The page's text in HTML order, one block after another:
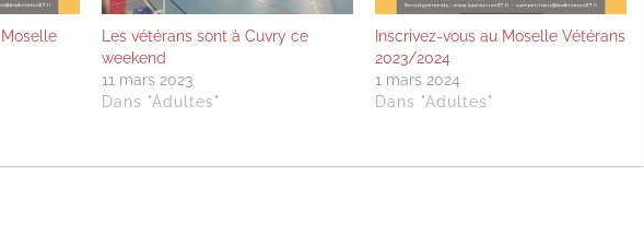
Les vétérans sont à Cuvry ce
weekend
11 mars 2023
Dans "Adultes"
Inscrivez-vous au Moselle Vétérans
2023/2024
1 mars 2024
Dans "Adultes"